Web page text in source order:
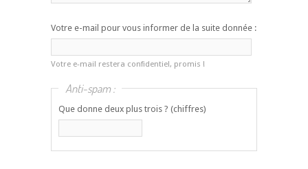
Votre e-mail pour vous informer de la suite donnée :
Votre e-mail restera confidentiel, promis !
Anti-spam :
Que donne deux plus trois ? (chiffres)